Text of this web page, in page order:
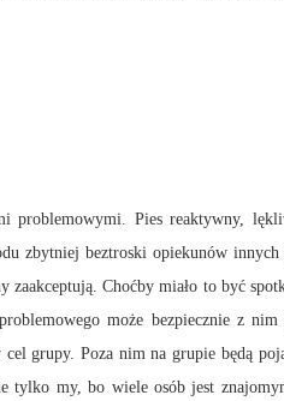
problemowymi. Pies reaktywny,
zbytniej beztroski opiekunów
Choćby miało to być
może bezpiecznie z nim
grupy. Poza nim na grupie będą
tylko my, bo wiele osób jest